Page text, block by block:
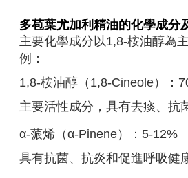
多苞葉尤加利精油的化學成分
主要化學成分以1,8-桉油醇為
例：
1,8-桉油醇（1,8-Cineole）：
主要活性成分，具有去痰、抗
α-蒎烯（α-Pinene）：5-12%
具有抗菌、抗炎和促進呼吸健